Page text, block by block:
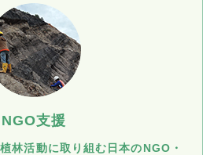
NGO支援
林活動に取り組む日本のNGO・